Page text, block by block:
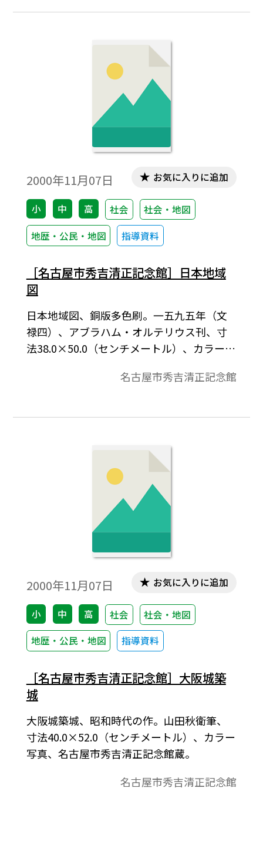
2000年11月07日
小 中 高 社会
社会・地図
地歴・公民・地図
指導資料
お気に入りに追加
［名古屋市秀吉清正記念館］日本地域
図
日本地域図、銅版多色刷。一五九五年（文
禄四）、アブラハム・オルテリウス刊、寸
法38.0×50.0（センチメートル）、カラー写
名古屋市秀吉清正記念館
2000年11月07日
小 中 高 社会
社会・地図
地歴・公民・地図
指導資料
お気に入りに追加
［名古屋市秀吉清正記念館］大阪城築
城
大阪城築城、昭和時代の作。山田秋衛筆、
寸法40.0×52.0（センチメートル）、カラー
写真、名古屋市秀吉清正記念館蔵。
名古屋市秀吉清正記念館